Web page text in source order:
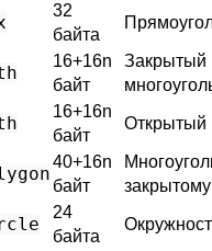
32
байта
16+16n
байт
Закрытый
16+16n
байт
Открытый
40+16n
байт
24
байта